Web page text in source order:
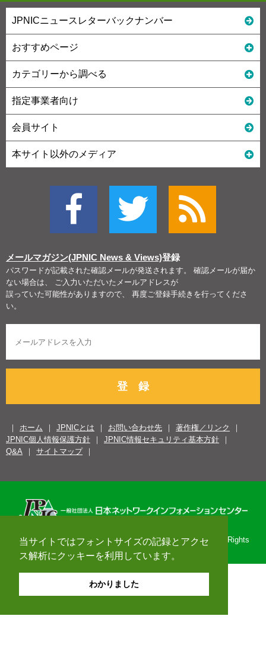
当サイトではフォントサイズの記録とアクセ
ス解析にクッキーを利用しています。
わかりました
JPNICニュースレターバックナンバー
おすすめページ
カテゴリーから調べる
指定事業者向け
会員サイト
本サイト以外のメディア
メールマガジン(JPNIC News & Views)登録
パスワードが記載された確認メールが発送されます。 確認メールが届か
ない場合は、 ご入力いただいたメールアドレスが
誤っていた可能性がありますので、 再度ご登録手続きを行ってくださ
い。
登 録
ホーム JPNICとは お問い合わせ先
著作権／リンク
JPNIC個人情報保護方針
JPNIC情報セキュリティ基本方針
Q&A
サイトマップ
Copyright© 1996-2026 Japan Network Information Center. All Rights
Reserved.